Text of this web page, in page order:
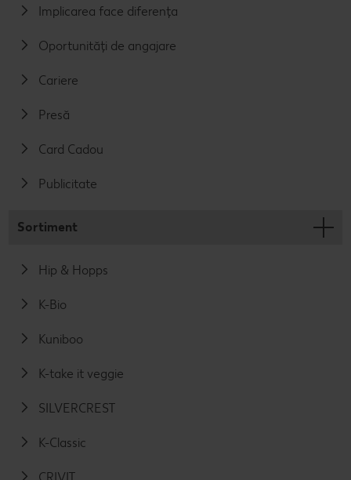
Implicarea face diferența
Oportunități de angajare
Cariere
Presă
Card Cadou
Publicitate
Sortiment
Hip & Hopps
K-Bio
Kuniboo
K-take it veggie
SILVERCREST
K-Classic
CRIVIT